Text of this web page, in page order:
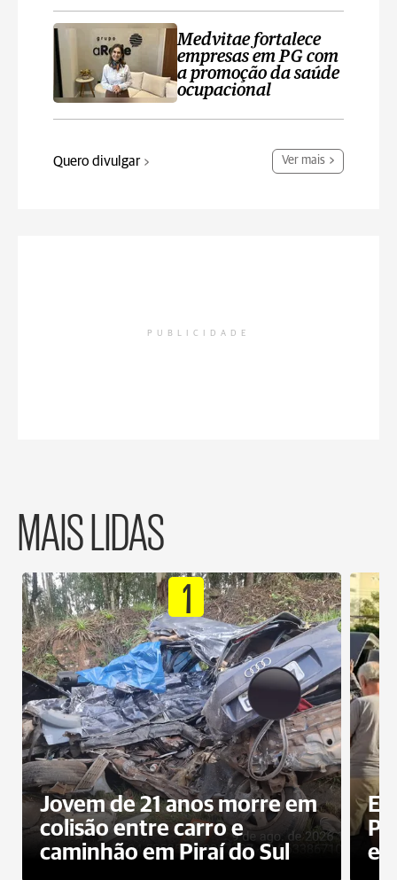
Medvitae fortalece
empresas em PG com
a promoção da saúde
ocupacional
Quero divulgar Ver mais
PUBLICIDADE
MAIS LIDAS
1
Jovem de 21 anos morre em
colisão entre carro e
caminhão em Piraí do Sul